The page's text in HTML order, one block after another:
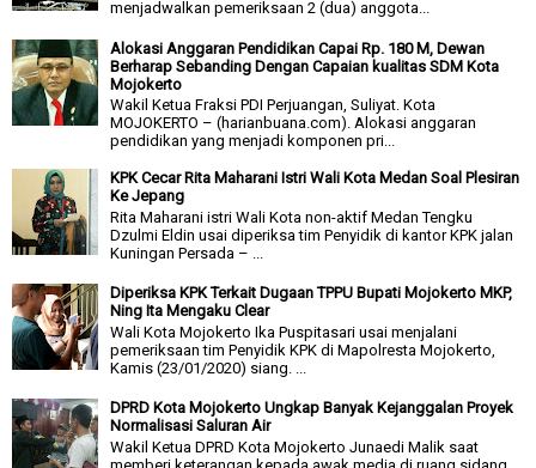
menjadwalkan pemeriksaan 2 (dua) anggota...
Alokasi Anggaran Pendidikan Capai Rp. 180 M, Dewan
Berharap Sebanding Dengan Capaian kualitas SDM Kota
Mojokerto
Wakil Ketua Fraksi PDI Perjuangan, Suliyat. Kota
MOJOKERTO – (harianbuana.com). Alokasi anggaran
pendidikan yang menjadi komponen pri...
KPK Cecar Rita Maharani Istri Wali Kota Medan Soal Plesiran
Ke Jepang
Rita Maharani istri Wali Kota non-aktif Medan Tengku
Dzulmi Eldin usai diperiksa tim Penyidik di kantor KPK jalan
Kuningan Persada – ...
Diperiksa KPK Terkait Dugaan TPPU Bupati Mojokerto MKP,
Ning Ita Mengaku Clear
Wali Kota Mojokerto Ika Puspitasari usai menjalani
pemeriksaan tim Penyidik KPK di Mapolresta Mojokerto,
Kamis (23/01/2020) siang. ...
DPRD Kota Mojokerto Ungkap Banyak Kejanggalan Proyek
Normalisasi Saluran Air
Wakil Ketua DPRD Kota Mojokerto Junaedi Malik saat